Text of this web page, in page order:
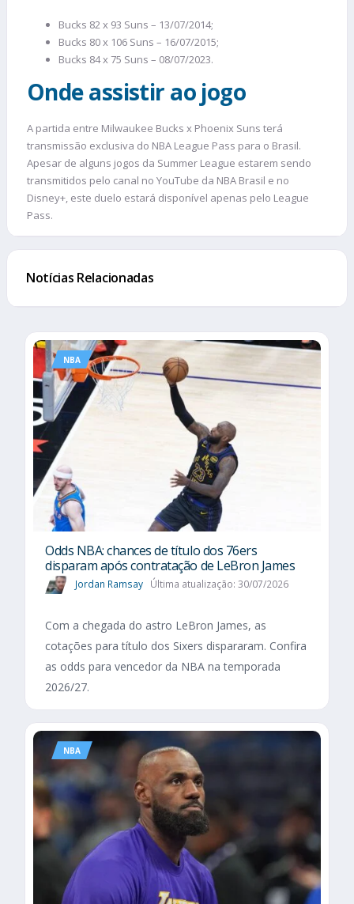
Bucks 82 x 93 Suns – 13/07/2014;
Bucks 80 x 106 Suns – 16/07/2015;
Bucks 84 x 75 Suns – 08/07/2023.
Onde assistir ao jogo
A partida entre Milwaukee Bucks x Phoenix Suns terá
transmissão exclusiva do NBA League Pass para o Brasil.
Apesar de alguns jogos da Summer League estarem sendo
transmitidos pelo canal no YouTube da NBA Brasil e no
Disney+, este duelo estará disponível apenas pelo League
Pass.
Notícias Relacionadas
NBA
Odds NBA: chances de título dos 76ers
disparam após contratação de LeBron James
Jordan Ramsay Última atualização: 30/07/2026
Com a chegada do astro LeBron James, as
cotações para título dos Sixers dispararam. Confira
as odds para vencedor da NBA na temporada
2026/27.
NBA